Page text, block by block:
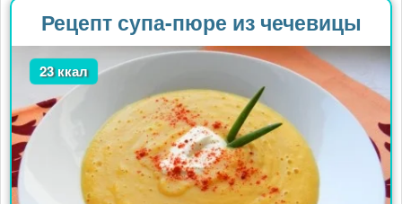
Рецепт супа-пюре из чечевицы
23 ккал